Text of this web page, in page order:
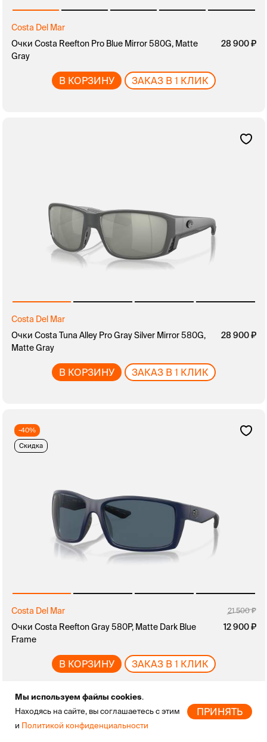
Costa Del Mar
Очки Costa Reefton Pro Blue Mirror 580G, Matte
Gray
28 900
В КОРЗИНУ ЗАКАЗ В 1 КЛИК
Costa Del Mar
Очки Costa Tuna Alley Pro Gray Silver Mirror 580G,
Matte Gray
28 900
В КОРЗИНУ ЗАКАЗ В 1 КЛИК
-40%
Скидка
Costa Del Mar 21 500
Очки Costa Reefton Gray 580P, Matte Dark Blue
Frame
12 900
В КОРЗИНУ ЗАКАЗ В 1 КЛИК
Мы используем файлы cookies.
Находясь на сайте, вы соглашаетесь с этим
и Политикой конфиденциальности
ПРИНЯТЬ